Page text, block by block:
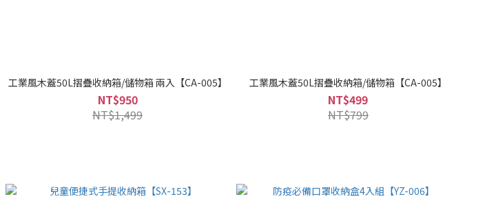
工業風木蓋50L摺疊收納箱/儲物箱 兩入【CA-005】
NT$950
NT$1,499
工業風木蓋50L摺疊收納箱/儲物箱【CA-005】
NT$499
NT$799